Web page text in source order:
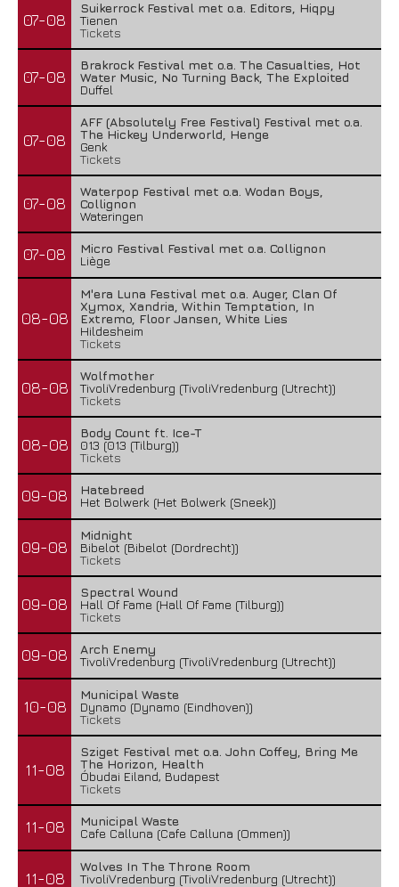
07-08
Suikerrock Festival met o.a. Editors, Hiqpy
Tienen
Tickets
07-08
Brakrock Festival met o.a. The Casualties, Hot
Water Music, No Turning Back, The Exploited
Duffel
07-08
AFF (Absolutely Free Festival) Festival met o.a.
The Hickey Underworld, Henge
Genk
Tickets
07-08
Waterpop Festival met o.a. Wodan Boys,
Collignon
Wateringen
07-08
Micro Festival Festival met o.a. Collignon
Liège
08-08
M'era Luna Festival met o.a. Auger, Clan Of
Xymox, Xandria, Within Temptation, In
Extremo, Floor Jansen, White Lies
Hildesheim
Tickets
08-08
Wolfmother
TivoliVredenburg (TivoliVredenburg (Utrecht))
Tickets
08-08
Body Count ft. Ice-T
013 (013 (Tilburg))
Tickets
09-08
Hatebreed
Het Bolwerk (Het Bolwerk (Sneek))
09-08
Midnight
Bibelot (Bibelot (Dordrecht))
Tickets
09-08
Spectral Wound
Hall Of Fame (Hall Of Fame (Tilburg))
Tickets
09-08
Arch Enemy
TivoliVredenburg (TivoliVredenburg (Utrecht))
10-08
Municipal Waste
Dynamo (Dynamo (Eindhoven))
Tickets
11-08
Sziget Festival met o.a. John Coffey, Bring Me
The Horizon, Health
Óbudai Eiland, Budapest
Tickets
11-08
Municipal Waste
Cafe Calluna (Cafe Calluna (Ommen))
11-08
Wolves In The Throne Room
TivoliVredenburg (TivoliVredenburg (Utrecht))